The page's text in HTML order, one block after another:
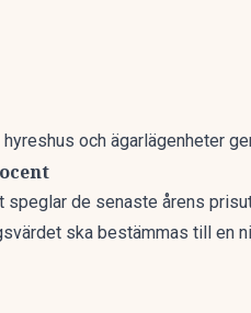
hyreshus och ägarlägenheter
speglar de senaste årens
ska bestämmas till en